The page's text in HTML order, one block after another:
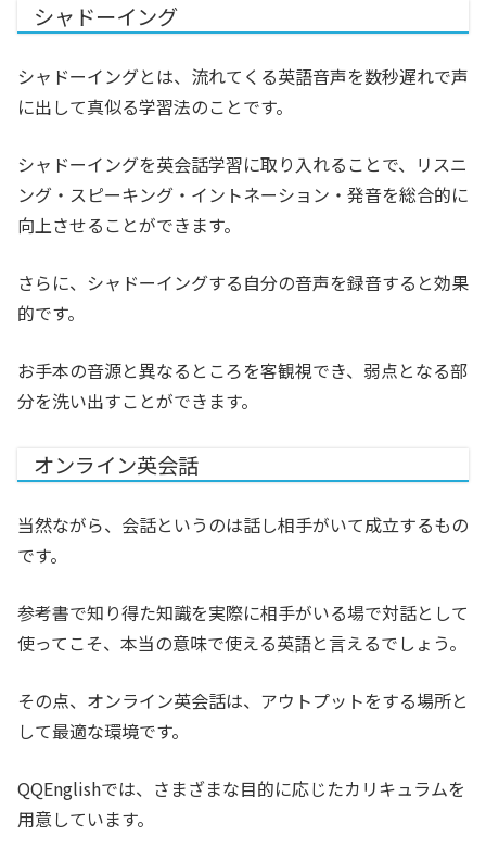
シャドーイング
シャドーイングとは、流れてくる英語音声を数秒遅れで声
に出して真似る学習法のことです。
シャドーイングを英会話学習に取り入れることで、リスニ
ング・スピーキング・イントネーション・発音を総合的に
向上させることができます。
さらに、シャドーイングする自分の音声を録音すると効果
的です。
お手本の音源と異なるところを客観視でき、弱点となる部
分を洗い出すことができます。
オンライン英会話
当然ながら、会話というのは話し相手がいて成立するもの
です。
参考書で知り得た知識を実際に相手がいる場で対話として
使ってこそ、本当の意味で使える英語と言えるでしょう。
その点、オンライン英会話は、アウトプットをする場所と
して最適な環境です。
QQEnglishでは、さまざまな目的に応じたカリキュラムを
用意しています。